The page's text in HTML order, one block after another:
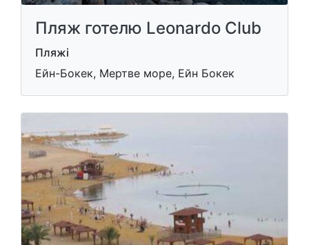
Пляж готелю Leonardo Club
Пляжі
Ейн-Бокек, Мертве море, Ейн Бокек